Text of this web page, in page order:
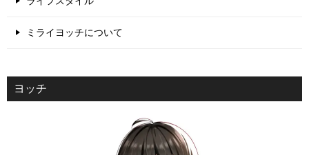
ミライヨッチについて
ヨッチ